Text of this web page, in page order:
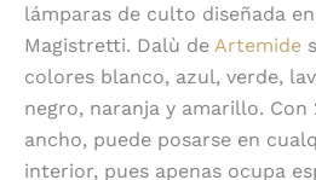
lámparas de culto diseñada
Magistretti. Dalù de Artemide
colores blanco, azul, verde,
negro, naranja y amarillo. Con
ancho, puede posarse en
interior, pues apenas ocupa